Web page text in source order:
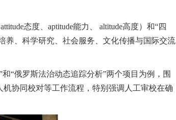
态度、aptitude能力、 altitude高度）和“四
养、科学研究、社会服务、文化传播与国际交流
“俄罗斯法治动态追踪分析”两个项目为例，围
协同校对等工作流程，特别强调人工审校在确